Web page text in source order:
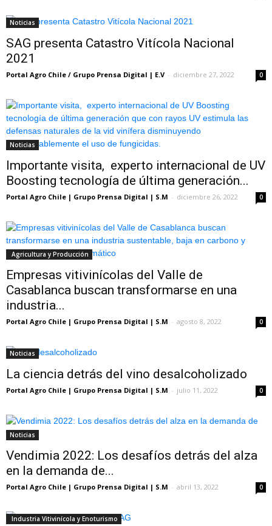
Noticias
SAG presenta Catastro Vitícola Nacional
2021
Portal Agro Chile / Grupo Prensa Digital | E.V - diciembre 27, 2022 0
Noticias
Importante visita, experto internacional de UV
Boosting tecnología de última generación...
Portal Agro Chile | Grupo Prensa Digital | S.M - diciembre 26, 2022 0
Agricultura y Producción
Empresas vitivinícolas del Valle de
Casablanca buscan transformarse en una
industria...
Portal Agro Chile | Grupo Prensa Digital | S.M - agosto 8, 2022 0
Noticias
La ciencia detrás del vino desalcoholizado
Portal Agro Chile | Grupo Prensa Digital | S.M - julio 11, 2022 0
Noticias
Vendimia 2022: Los desafíos detrás del alza
en la demanda de...
Portal Agro Chile | Grupo Prensa Digital | S.M - abril 13, 2022 0
Industria Vitivinícola y Enoturismo